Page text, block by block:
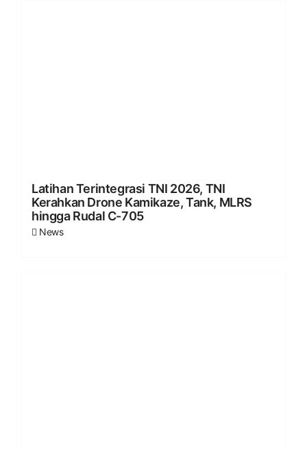
Latihan Terintegrasi TNI 2026, TNI
Kerahkan Drone Kamikaze, Tank, MLRS
hingga Rudal C-705
News